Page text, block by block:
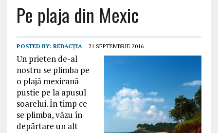
Pe plaja din Mexic
POSTED BY: REDACȚIA 21 SEPTEMBRIE 2016
Un prieten de-al
nostru se plimba pe
o plajã mexicanã
pustie pe la apusul
soarelui. În timp ce
se plimba, vãzu în
depãrtare un alt